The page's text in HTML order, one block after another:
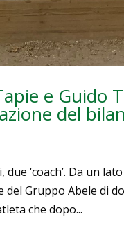
e Guido
del
‘coach’. Da un
Gruppo Abele di
che dopo...